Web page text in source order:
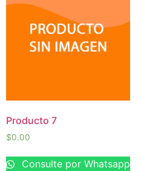
Producto 7
$0.00
Consulte por Whatsapp